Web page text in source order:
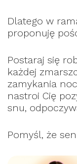
Dlatego w
proponuję
Postaraj się
każdej
zamykania
nastroi Cię
snu,
Pomyśl, że